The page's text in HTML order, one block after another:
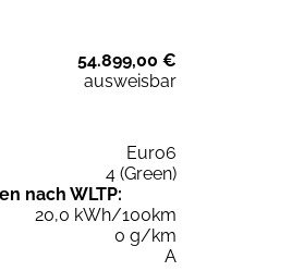
54.899,00 €
ausweisbar
Euro6
4 (Green)
nach WLTP:
20,0 kWh/100km
0 g/km
A